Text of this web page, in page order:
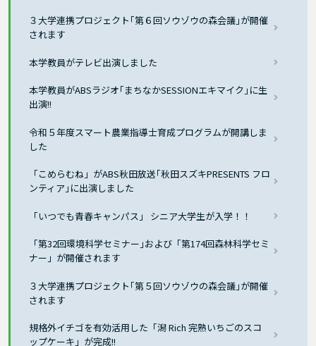
３大学連携プロジェクト｢第６回ソウゾウの森会議｣が開催
されます
本学教員がテレビ出演しました
本学教員がABSラジオ｢まちなかSESSIONエキマイク｣に生
出演!!
令和５年度スマート農業指導士育成プログラムが開講しま
した
「こめらむね」がABS秋田放送｢秋田スズキPRESENTS フロ
ンティア｣に出演しました
「いつでも青春キャンパス」 シニア大学生が入学！！
「第32回環境科学セミナー｣および「第174回森林科学セミ
ナー」が開催されます
３大学連携プロジェクト｢第５回ソウゾウの森会議｣が開催
されます
規格外イチゴを有効活用した「潟 Rich 完熟いちごのスコ
ップケーキ」が完成!!